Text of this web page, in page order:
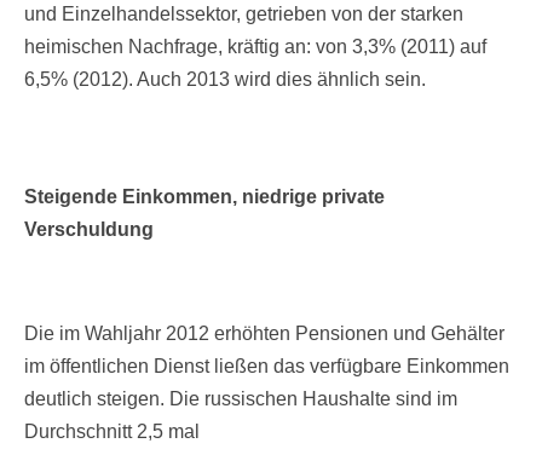
und Einzelhandelssektor, getrieben von der starken
heimischen Nachfrage, kräftig an: von 3,3% (2011) auf
6,5% (2012). Auch 2013 wird dies ähnlich sein.
Steigende Einkommen, niedrige private
Verschuldung
Die im Wahljahr 2012 erhöhten Pensionen und Gehälter
im öffentlichen Dienst ließen das verfügbare Einkommen
deutlich steigen. Die russischen Haushalte sind im
Durchschnitt 2,5 mal